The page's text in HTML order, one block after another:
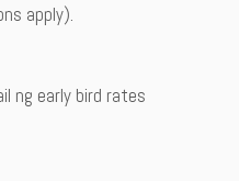
apply).
ng early bird rates